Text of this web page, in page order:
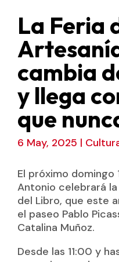
La Feria
cambia
y llega
que
6 May, 2025 |
El próximo domingo
Antonio celebrará
del Libro, que este
el paseo Pablo
Catalina Muñoz.
Desde las 11:00 y